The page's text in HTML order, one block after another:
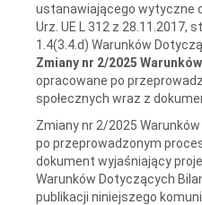
ustanawiającego wytyczne
Urz. UE L 312 z 28.11.2017,
1.4(3.4.d) Warunków
Zmiany nr 2/2025
opracowane po
społecznych wraz z
Zmiany nr 2/2025
po przeprowadzonym
dokument wyjaśniający
Warunków Dotyczących
publikacji niniejszego